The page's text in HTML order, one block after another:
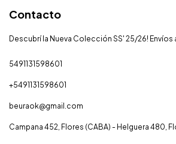
Contacto
Descubrí la Nueva Colección SS' 25/26! Envíos
5491131598601
+5491131598601
beuraok@gmail.com
Campana 452, Flores (CABA) - Helguera 480,